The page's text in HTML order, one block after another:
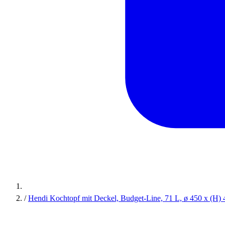
/ Hendi Kochtopf mit Deckel, Budget-Line, 71 L, ø 450 x (H)